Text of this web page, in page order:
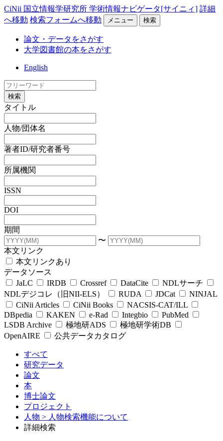
CiNii 国立情報学研究所 学術情報ナビゲータ[サイニィ] 詳細
へ移動 検索フォームへ移動 メニュー 検索
論文・データをさがす
大学図書館の本をさがす
English
検索
タイトル
人物/団体名
著者ID/研究者番号
所属機関
ISSN
DOI
期間
〜
本文リンク
本文リンクあり
データソース
JaLC
IRDB Crossref DataCite
NDLサーチ
NDLデジコレ（旧NII-ELS）
RUDA JDCat
NINJAL
CiNii Articles
CiNii Books
NACSIS-CAT/ILL
DBpedia
KAKEN e-Rad Integbio
PubMed
LSDB Archive
極地研ADS
極地研学術DB
OpenAIRE
公共データカタログ
すべて
研究データ
論文
本
博士論文
プロジェクト
人物 > 人物検索機能について
詳細検索